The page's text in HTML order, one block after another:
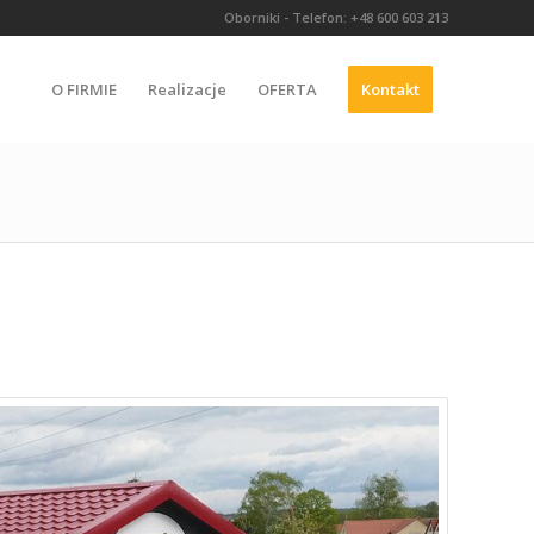
Oborniki - Telefon: +48 600 603 213
O FIRMIE Realizacje OFERTA Kontakt